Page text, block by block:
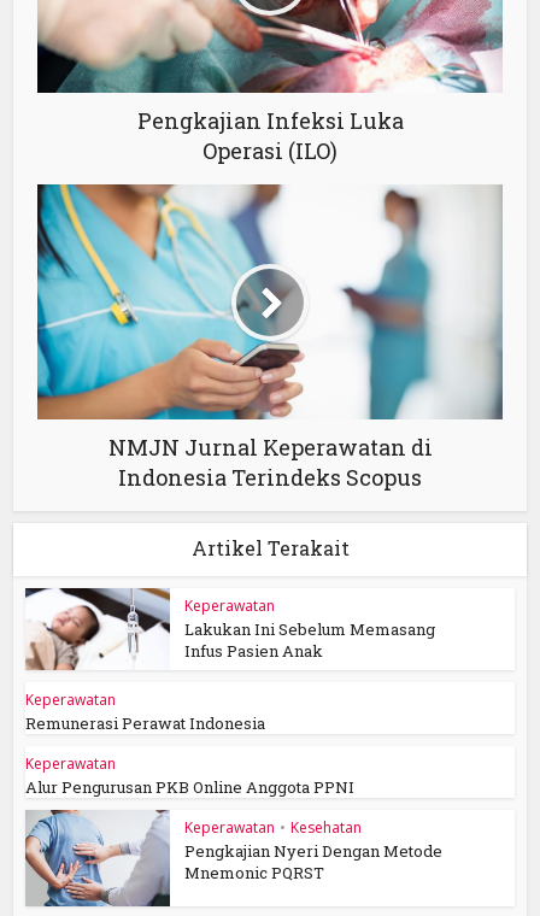
Pengkajian Infeksi Luka
Operasi (ILO)
NMJN Jurnal Keperawatan di
Indonesia Terindeks Scopus
Artikel Terakait
Keperawatan
Lakukan Ini Sebelum Memasang
Infus Pasien Anak
Keperawatan
Remunerasi Perawat Indonesia
Keperawatan
Alur Pengurusan PKB Online Anggota PPNI
Keperawatan • Kesehatan
Pengkajian Nyeri Dengan Metode
Mnemonic PQRST